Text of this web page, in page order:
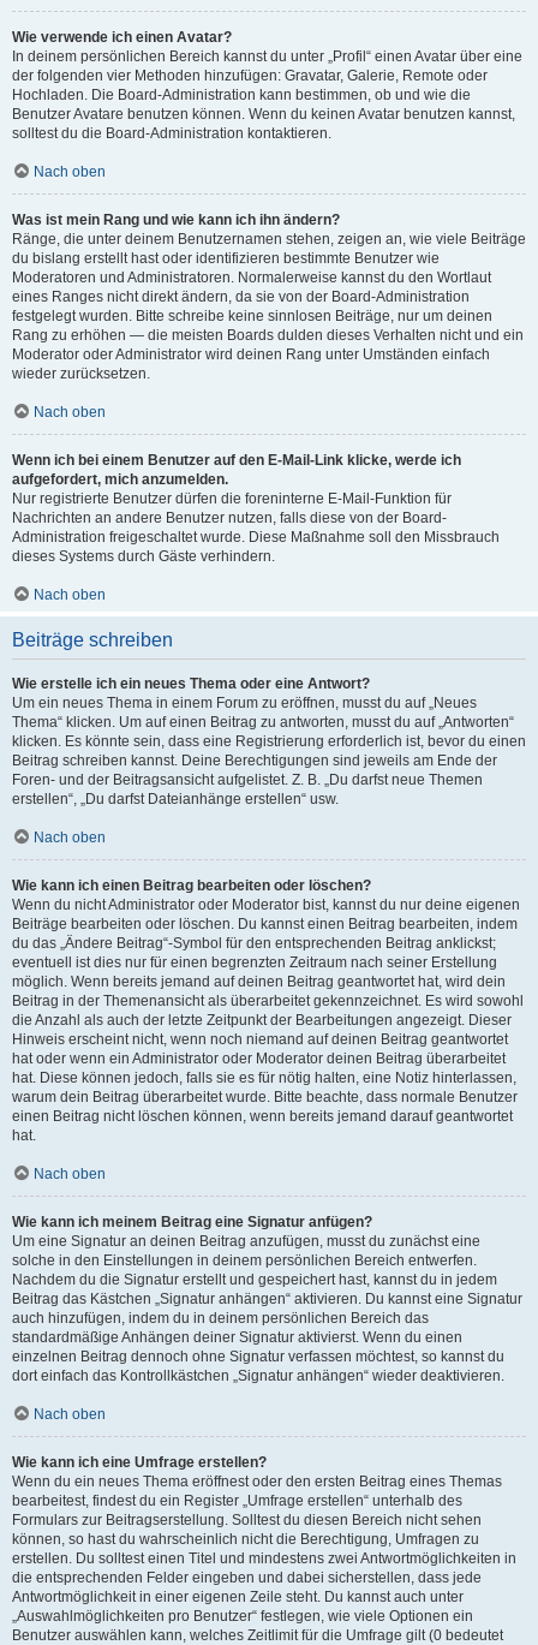
Wie verwende ich einen Avatar?
In deinem persönlichen Bereich kannst du unter „Profil“ einen Avatar über eine
der folgenden vier Methoden hinzufügen: Gravatar, Galerie, Remote oder
Hochladen. Die Board-Administration kann bestimmen, ob und wie die
Benutzer Avatare benutzen können. Wenn du keinen Avatar benutzen kannst,
solltest du die Board-Administration kontaktieren.
Nach oben
Was ist mein Rang und wie kann ich ihn ändern?
Ränge, die unter deinem Benutzernamen stehen, zeigen an, wie viele Beiträge
du bislang erstellt hast oder identifizieren bestimmte Benutzer wie
Moderatoren und Administratoren. Normalerweise kannst du den Wortlaut
eines Ranges nicht direkt ändern, da sie von der Board-Administration
festgelegt wurden. Bitte schreibe keine sinnlosen Beiträge, nur um deinen
Rang zu erhöhen — die meisten Boards dulden dieses Verhalten nicht und ein
Moderator oder Administrator wird deinen Rang unter Umständen einfach
wieder zurücksetzen.
Nach oben
Wenn ich bei einem Benutzer auf den E-Mail-Link klicke, werde ich
aufgefordert, mich anzumelden.
Nur registrierte Benutzer dürfen die foreninterne E-Mail-Funktion für
Nachrichten an andere Benutzer nutzen, falls diese von der Board-
Administration freigeschaltet wurde. Diese Maßnahme soll den Missbrauch
dieses Systems durch Gäste verhindern.
Nach oben
Beiträge schreiben
Wie erstelle ich ein neues Thema oder eine Antwort?
Um ein neues Thema in einem Forum zu eröffnen, musst du auf „Neues
Thema“ klicken. Um auf einen Beitrag zu antworten, musst du auf „Antworten“
klicken. Es könnte sein, dass eine Registrierung erforderlich ist, bevor du einen
Beitrag schreiben kannst. Deine Berechtigungen sind jeweils am Ende der
Foren- und der Beitragsansicht aufgelistet. Z. B. „Du darfst neue Themen
erstellen“, „Du darfst Dateianhänge erstellen“ usw.
Nach oben
Wie kann ich einen Beitrag bearbeiten oder löschen?
Wenn du nicht Administrator oder Moderator bist, kannst du nur deine eigenen
Beiträge bearbeiten oder löschen. Du kannst einen Beitrag bearbeiten, indem
du das „Ändere Beitrag“-Symbol für den entsprechenden Beitrag anklickst;
eventuell ist dies nur für einen begrenzten Zeitraum nach seiner Erstellung
möglich. Wenn bereits jemand auf deinen Beitrag geantwortet hat, wird dein
Beitrag in der Themenansicht als überarbeitet gekennzeichnet. Es wird sowohl
die Anzahl als auch der letzte Zeitpunkt der Bearbeitungen angezeigt. Dieser
Hinweis erscheint nicht, wenn noch niemand auf deinen Beitrag geantwortet
hat oder wenn ein Administrator oder Moderator deinen Beitrag überarbeitet
hat. Diese können jedoch, falls sie es für nötig halten, eine Notiz hinterlassen,
warum dein Beitrag überarbeitet wurde. Bitte beachte, dass normale Benutzer
einen Beitrag nicht löschen können, wenn bereits jemand darauf geantwortet
hat.
Nach oben
Wie kann ich meinem Beitrag eine Signatur anfügen?
Um eine Signatur an deinen Beitrag anzufügen, musst du zunächst eine
solche in den Einstellungen in deinem persönlichen Bereich entwerfen.
Nachdem du die Signatur erstellt und gespeichert hast, kannst du in jedem
Beitrag das Kästchen „Signatur anhängen“ aktivieren. Du kannst eine Signatur
auch hinzufügen, indem du in deinem persönlichen Bereich das
standardmäßige Anhängen deiner Signatur aktivierst. Wenn du einen
einzelnen Beitrag dennoch ohne Signatur verfassen möchtest, so kannst du
dort einfach das Kontrollkästchen „Signatur anhängen“ wieder deaktivieren.
Nach oben
Wie kann ich eine Umfrage erstellen?
Wenn du ein neues Thema eröffnest oder den ersten Beitrag eines Themas
bearbeitest, findest du ein Register „Umfrage erstellen“ unterhalb des
Formulars zur Beitragserstellung. Solltest du diesen Bereich nicht sehen
können, so hast du wahrscheinlich nicht die Berechtigung, Umfragen zu
erstellen. Du solltest einen Titel und mindestens zwei Antwortmöglichkeiten in
die entsprechenden Felder eingeben und dabei sicherstellen, dass jede
Antwortmöglichkeit in einer eigenen Zeile steht. Du kannst auch unter
„Auswahlmöglichkeiten pro Benutzer“ festlegen, wie viele Optionen ein
Benutzer auswählen kann, welches Zeitlimit für die Umfrage gilt (0 bedeutet